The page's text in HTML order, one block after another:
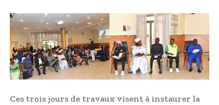
Ces trois jours de travaux visent à instaurer la